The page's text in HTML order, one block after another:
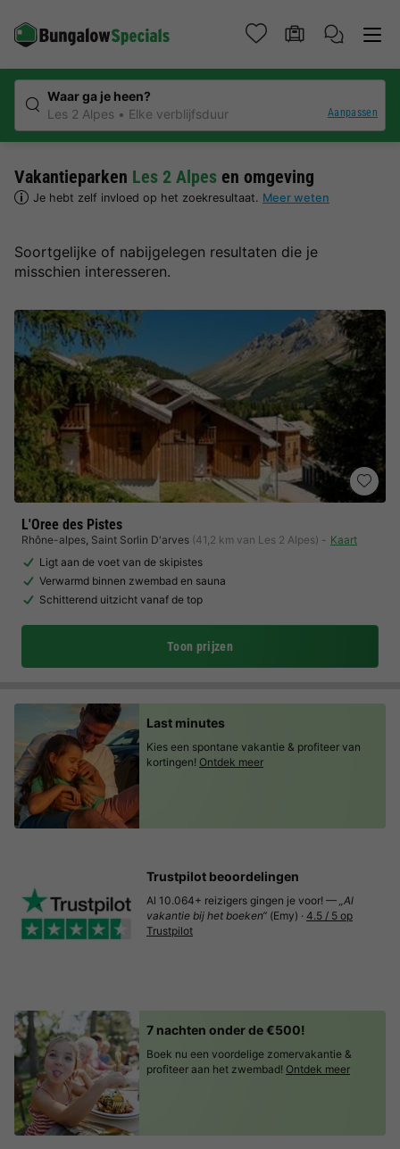
Waar ga je heen?
Les 2 Alpes
Elke verblijfsduur Aanpassen
Vakantieparken Les 2 Alpes en omgeving
Je hebt zelf invloed op het zoekresultaat. Meer weten
Soortgelijke of nabijgelegen resultaten die je
misschien interesseren.
L'Oree des Pistes
Rhône-alpes, Saint Sorlin D'arves (41,2 km van Les 2 Alpes)
Kaart
Ligt aan de voet van de skipistes
Verwarmd binnen zwembad en sauna
Schitterend uitzicht vanaf de top
Toon prijzen
Last minutes
Kies een spontane vakantie & profiteer van
kortingen! Ontdek meer
Trustpilot beoordelingen
Al 10.064+ reizigers gingen je voor! — „Al
vakantie bij het boeken“ (Emy) · 4.5 / 5 op
Trustpilot
7 nachten onder de €500!
Boek nu een voordelige zomervakantie &
profiteer aan het zwembad! Ontdek meer